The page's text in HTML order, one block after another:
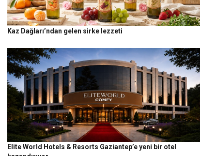
Kaz Dağları’ndan gelen sirke lezzeti
Elite World Hotels & Resorts Gaziantep’e yeni bir otel